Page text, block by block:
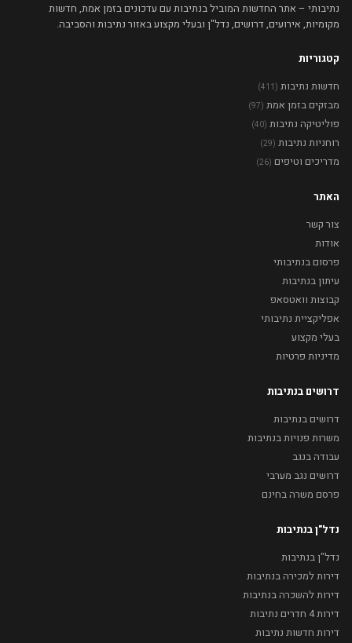
נתיבותי – אתר החדשות המוביל בנתיבות עם עדכונים בזמן אמת, חדשות
מקומיות, אירועים, דרושים, נדל"ן ובעלי מקצוע באזור נתיבות והסביבה.
קטגוריות
חדשות נתיבות (411)
מבזקים בזמן אמת (97)
פוליטיקה נתיבות (40)
רוחניות נתיבות (29)
מדריכים וטיפים (26)
האתר
צור קשר
אודות
פרסום בנתיבותי
עיתון בנתיבות
קבוצות וואטסאפ
אפליקציית נתיבותי
בעלי מקצוע
מדיניות פרטיות
דרושים בנתיבות
דרושים בנתיבות
משרות פנויות בנתיבות
עבודה בנגב
דרושים נגב מערבי
פרסם משרה בחינם
נדל"ן בנתיבות
נדל"ן בנתיבות
דירות למכירה בנתיבות
דירות להשכרה בנתיבות
דירות 4 חדרים נתיבות
דירות חדשות נתיבות